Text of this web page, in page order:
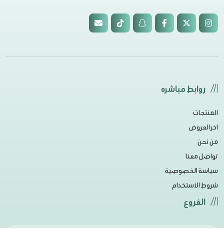
روابط مباشره
المنتجات
اخر العروض
من نحن
تواصل معنا
سياسة الخصوصية
شروط الاستخدام
الفروع